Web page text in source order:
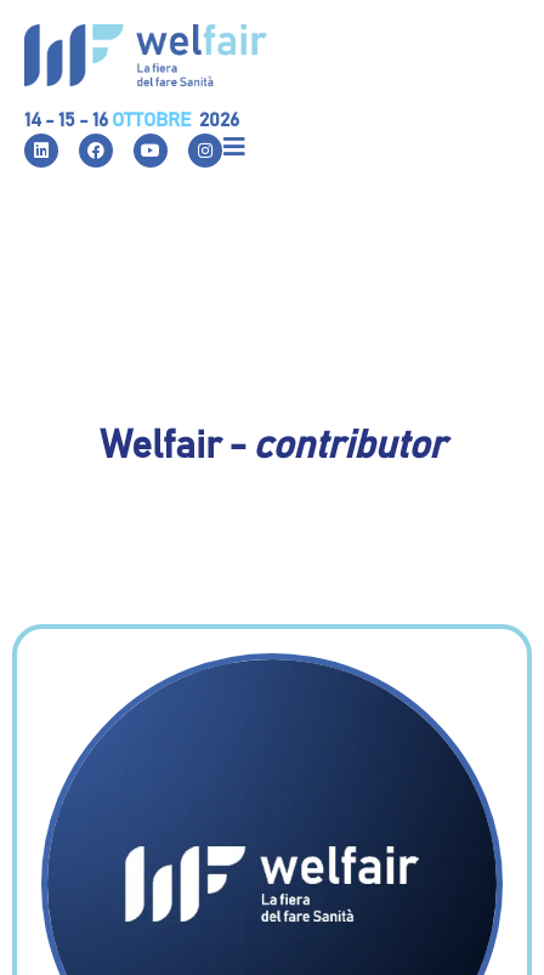
14 - 15 - 16 OTTOBRE 2026
Welfair -contributor